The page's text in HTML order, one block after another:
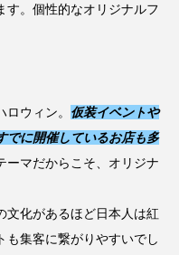
す。個性的なオリジナルフ
ウィン。 仮装イベントや
でに開催しているお店も多
ーマだからこそ、オリジナ
文化があるほど日本人は紅
も集客に繋がりやすいでし